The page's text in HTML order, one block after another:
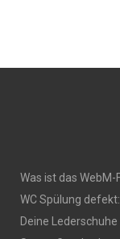
Was ist das WebM-
WC Spülung
Deine